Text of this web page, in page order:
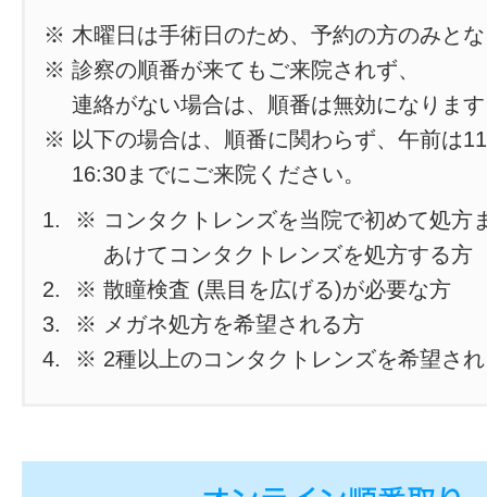
※ 木曜日は手術日のため、予約の方のみと
※ 診察の順番が来てもご来院されず、
連絡がない場合は、順番は無効になりま
※ 以下の場合は、順番に関わらず、午前は
16:30までにご来院ください。
※ コンタクトレンズを当院で初めて処方
あけてコンタクトレンズを処方する方
※ 散瞳検査 (黒目を広げる)が必要な方
※ メガネ処方を希望される方
※ 2種以上のコンタクトレンズを希望さ